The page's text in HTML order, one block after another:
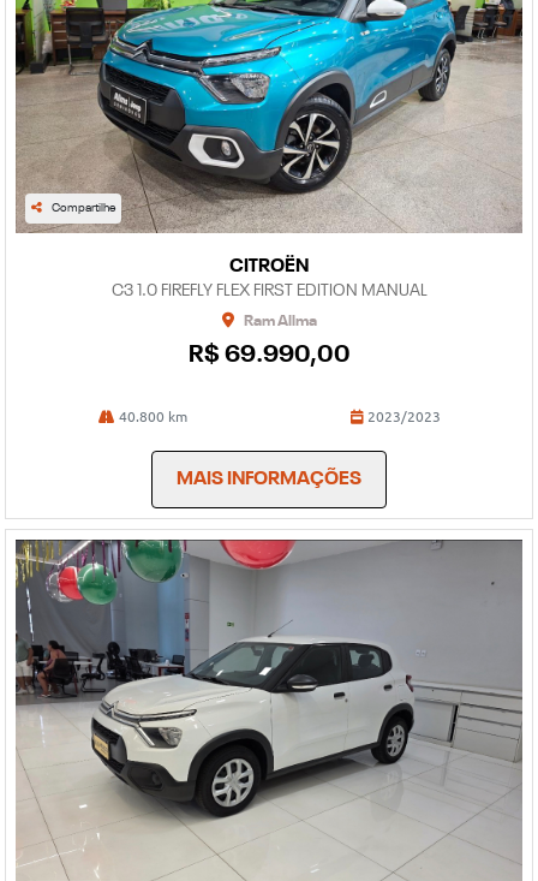
Compartilhe
CITROËN
C3 1.0 FIREFLY FLEX FIRST EDITION MANUAL
Ram Allma
R$ 69.990,00
40.800 km 2023/2023
MAIS INFORMAÇÕES